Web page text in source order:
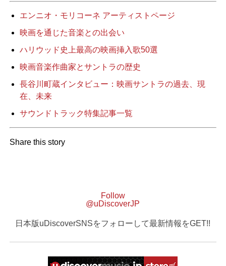
エンニオ・モリコーネ アーティストページ
映画を通じた音楽との出会い
ハリウッド史上最高の映画挿入歌50選
映画音楽作曲家とサントラの歴史
長谷川町蔵インタビュー：映画サントラの過去、現
在、未来
サウンドトラック特集記事一覧
Share this story
Follow
@uDiscoverJP
日本版uDiscoverSNSをフォローして最新情報をGET!!